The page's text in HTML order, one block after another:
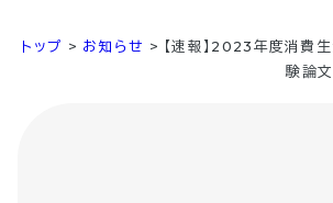
トップ > お知らせ > 【速報】2023年度消費
験論